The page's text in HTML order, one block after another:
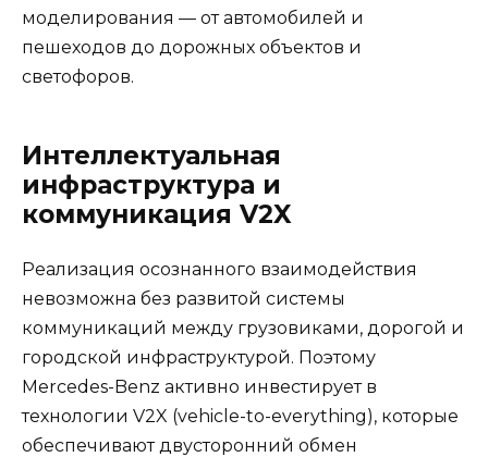
моделирования — от автомобилей и
пешеходов до дорожных объектов и
светофоров.
Интеллектуальная
инфраструктура и
коммуникация V2X
Реализация осознанного взаимодействия
невозможна без развитой системы
коммуникаций между грузовиками, дорогой и
городской инфраструктурой. Поэтому
Mercedes-Benz активно инвестирует в
технологии V2X (vehicle-to-everything), которые
обеспечивают двусторонний обмен